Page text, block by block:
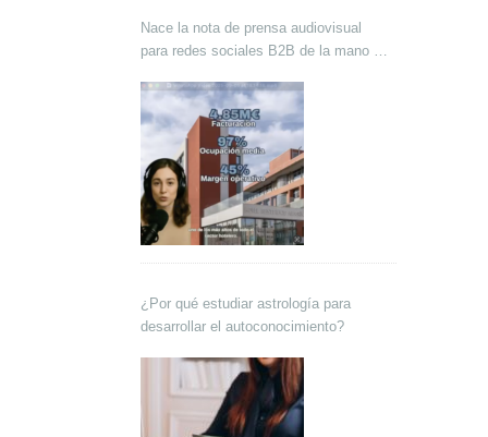
Nace la nota de prensa audiovisual
para redes sociales B2B de la mano de
¿Por qué estudiar astrología para
desarrollar el autoconocimiento?